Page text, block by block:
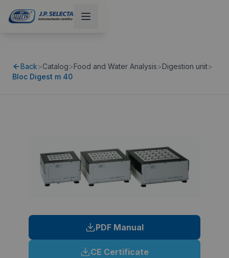
Back>Catalog>Food and Water Analysis>Digestion unit>
Bloc Digest m 40
PDF Manual
CE Certificate